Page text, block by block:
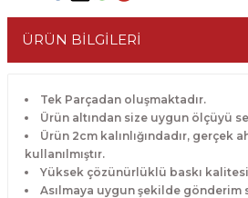
ÜRÜN BİLGİLERİ
Tek Parçadan oluşmaktadır.
Ürün altından size uygun ölçüyü
Ürün 2cm kalınlığındadır, gerçek
kullanılmıştır.
Yüksek çözünürlüklü baskı
Asılmaya uygun şekilde gönderim